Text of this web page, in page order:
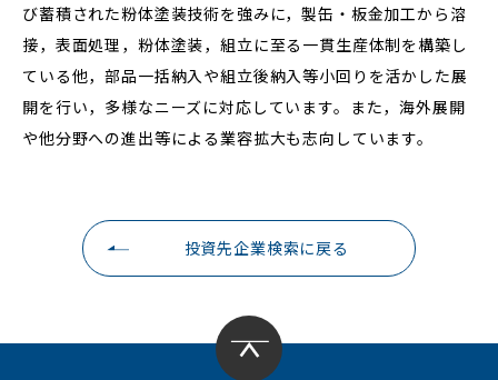
び蓄積された粉体塗装技術を強みに，製缶・板金加工から溶
接，表面処理，粉体塗装，組立に至る一貫生産体制を構築し
ている他，部品一括納入や組立後納入等小回りを活かした展
開を行い，多様なニーズに対応しています。また，海外展開
や他分野への進出等による業容拡大も志向しています。
投資先企業検索に戻る